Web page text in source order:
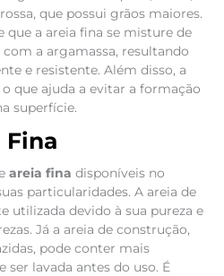
que possui grãos maiores.
que a areia fina se misture de
a argamassa, resultando
e resistente. Além disso, a
que ajuda a evitar a formação
superfície.
Fina
areia fina disponíveis no
particularidades. A areia de
utilizada devido à sua pureza e
Já a areia de construção,
pode conter mais
ser lavada antes do uso. É